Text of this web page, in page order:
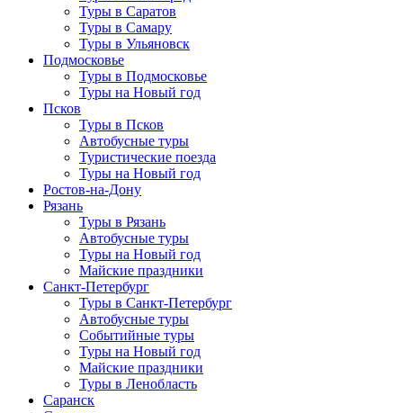
Туры в Саратов
Туры в Самару
Туры в Ульяновск
Подмосковье
Туры в Подмосковье
Туры на Новый год
Псков
Туры в Псков
Автобусные туры
Туристические поезда
Туры на Новый год
Ростов-на-Дону
Рязань
Туры в Рязань
Автобусные туры
Туры на Новый год
Майские праздники
Санкт-Петербург
Туры в Санкт-Петербург
Автобусные туры
Событийные туры
Туры на Новый год
Майские праздники
Туры в Ленобласть
Саранск